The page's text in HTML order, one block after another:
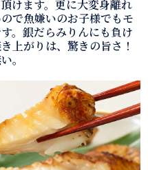
けます。更に大変身離れ
で魚嫌いのお子様でもモ
。銀だらみりんにも負け
上がりは、驚きの旨さ！
。